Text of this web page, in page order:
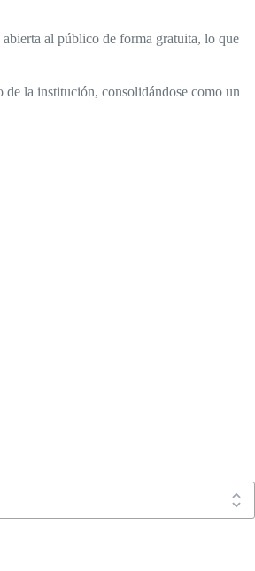
al público de forma gratuita, lo que
de la institución, consolidándose como un